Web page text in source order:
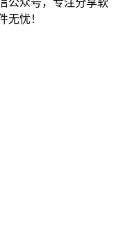
公众号，专注分享软
无忧！